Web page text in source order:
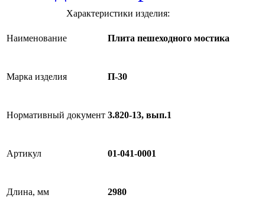
Характеристики изделия:
Наименование Плита пешеходного мостика
Марка изделия П-30
Нормативный документ 3.820-13, вып.1
Артикул 01-041-0001
Длина, мм 2980